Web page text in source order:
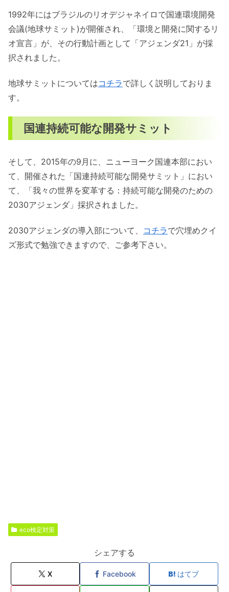
1992年にはブラジルのリオデジャネイロで国連環境開発
会議(地球サミット)が開催され、「環境と開発に関するリ
オ宣言」が、その行動計画として「アジェンダ21」が採
択されました。
地球サミットについてはコチラで詳しく説明しておりま
す。
国連持続可能な開発サミット
そして、2015年の9月に、ニューヨーク国連本部におい
て、開催された「国連持続可能な開発サミット」におい
て、「我々の世界を変革する：持続可能な開発のための
2030アジェンダ」採択されました。
2030アジェンダの導入部について、 コチラで穴埋めクイ
ズ形式で勉強できますので、ご参考下さい。
eco検定対策
シェアする
X Facebook はてブ